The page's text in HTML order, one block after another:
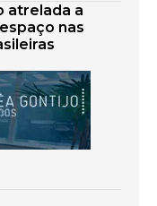
atrelada a
nas